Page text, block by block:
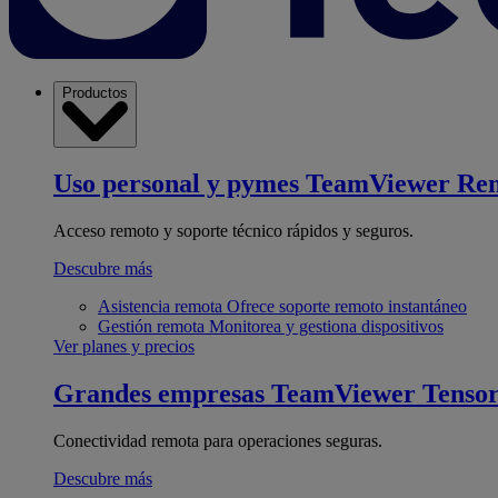
Productos
Uso personal y pymes TeamViewer
Acceso remoto y soporte técnico rápidos y seguros.
Descubre más
Asistencia remota Ofrece soporte remoto instantáneo
Gestión remota Monitorea y gestiona dispositivos
Ver planes y precios
Grandes empresas TeamViewer Tensor
Conectividad remota para operaciones seguras.
Descubre más